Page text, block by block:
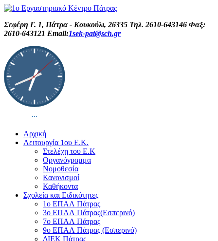
Σεφέρη Γ. 1, Πάτρα - Κουκούλι, 26335 Τηλ. 2610-643146 Φαξ:
2610-643121 Email:1sek-pat@sch.gr
Αρχική
Λειτουργία 1ου Ε.Κ.
Στελέχη του Ε.Κ
Οργανόγραμμα
Νομοθεσία
Κανονισμοί
Καθήκοντα
Σχολεία και Ειδικότητες
1ο ΕΠΑΛ Πάτρας
3ο ΕΠΑΛ Πάτρας(Εσπερινό)
7ο ΕΠΑΛ Πάτρας
9ο ΕΠΑΛ Πάτρας (Εσπερινό)
ΔΙΕΚ Πάτρας